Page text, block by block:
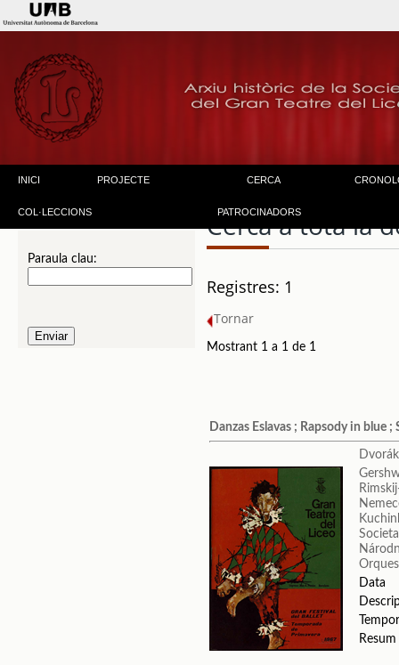
INICI PROJECTE CERCA
COL·LECCIONS PATROCINADORS
Paraula clau:
Cerca a tota la
Registres: 1
Tornar
Mostrant 1 a 1 de 1
Danzas Eslavas ; Rapsody in blue ;
Data
Resum